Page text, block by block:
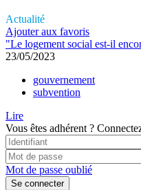
Actualité
Ajouter aux favoris
"Le logement social est-il
23/05/2023
gouvernement
subvention
Lire
Vous êtes adhérent ?
Mot de passe oublié